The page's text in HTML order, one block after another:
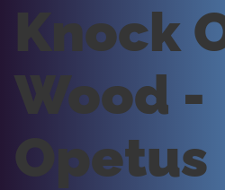
Knock
Wood -
Opetus